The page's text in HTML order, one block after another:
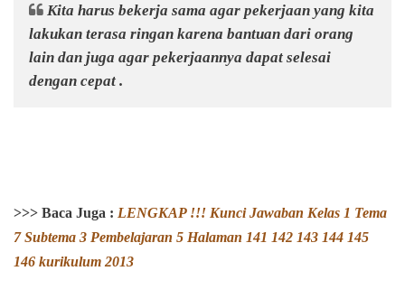
Kita harus bekerja sama agar pekerjaan yang kita
lakukan terasa ringan karena bantuan dari orang
lain dan juga agar pekerjaannya dapat selesai
dengan cepat .
>>> Baca Juga : LENGKAP !!! Kunci Jawaban Kelas 1 Tema
7 Subtema 3 Pembelajaran 5 Halaman 141 142 143 144 145
146 kurikulum 2013